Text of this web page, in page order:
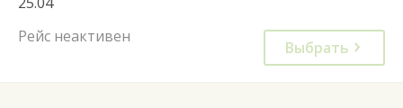
Рейс неактивен
Выбрать